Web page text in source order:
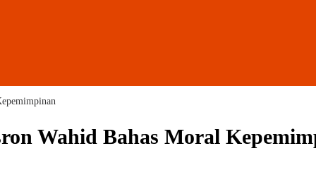
Wahid Bahas Moral